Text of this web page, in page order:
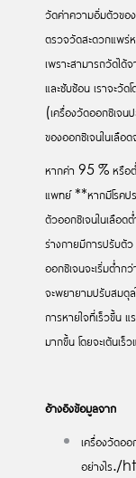
วัดค่าความอิ่มตัวของ
ตรวจวัดสะดวกแพร่
เพราะสามารถวัดไ
และซับซ้อน เราจะ
(เครื่องวัดออกซิเจ
ของออกซิเจนในเ
หากค่า 95 % หรือต่
แพทย์ **หากมีโรคป
ตัวออกซิเจนในเลือ
ร่างกายมีการปรับตั
ออกซิเจนจะเริ่มต่ำก
จะพยายามปรับสมดุล
การหายใจที่เร็วขึ้น
มากขึ้น โดยจะเต้นเ
อ้างอิงข้อมูลจาก
เครื่องวัดออ
อย่างไร